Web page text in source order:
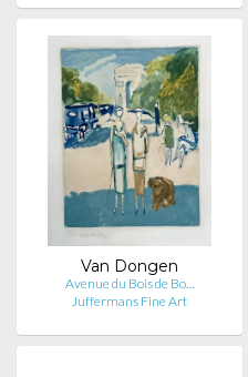
Van Dongen
Avenue du Bois de Bo…
Juffermans Fine Art